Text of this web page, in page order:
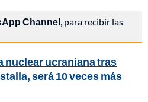
Channel, para recibir las
nuclear ucraniana tras
será 10 veces más